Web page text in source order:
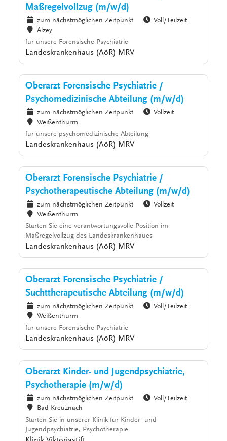
Maßregelvollzug (m/w/d)
zum nächstmöglichen Zeitpunkt
Voll/Teilzeit
Alzey
für unsere Forensische Psychiatrie
Landeskrankenhaus (AöR) MRV
Oberarzt Forensische Psychiatrie /
Psychomedizinische Abteilung (m/w/d)
zum nächstmöglichen Zeitpunkt
Vollzeit
Weißenthurm
für unsere psychomedizinische Abteilung
Landeskrankenhaus (AöR) MRV
Oberarzt Forensische Psychiatrie /
Psychotherapeutische Abteilung (m/w/d)
zum nächstmöglichen Zeitpunkt
Vollzeit
Weißenthurm
Starten Sie eine verantwortungsvolle Position im
Maßregelvollzug des Landeskrankenhaues
Landeskrankenhaus (AöR) MRV
Oberarzt Forensische Psychiatrie /
Suchttherapeutische Abteilung (m/w/d)
zum nächstmöglichen Zeitpunkt
Voll/Teilzeit
Weißenthurm
für unsere Forensische Psychiatrie
Landeskrankenhaus (AöR) MRV
Oberarzt Kinder- und Jugendpsychiatrie,
Psychotherapie (m/w/d)
zum nächstmöglichen Zeitpunkt
Voll/Teilzeit
Bad Kreuznach
Starten Sie in unserer Klinik für Kinder- und
Jugendpsychiatrie, Psychotherapie